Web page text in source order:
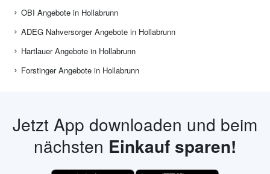
OBI Angebote in Hollabrunn
ADEG Nahversorger Angebote in Hollabrunn
Hartlauer Angebote in Hollabrunn
Forstinger Angebote in Hollabrunn
Jetzt App downloaden und beim
nächsten Einkauf sparen!